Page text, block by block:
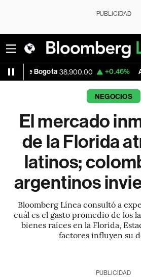
PUBLICIDAD
38,900.00 +0.46% Apple 313.305
NEGOCIOS
El mercado
de la Florida
latinos;
argentinos
Bloomberg Línea consultó a
cuál es el gasto promedio de los
bienes raíces en la Florida,
factores influyen su
PUBLICIDAD